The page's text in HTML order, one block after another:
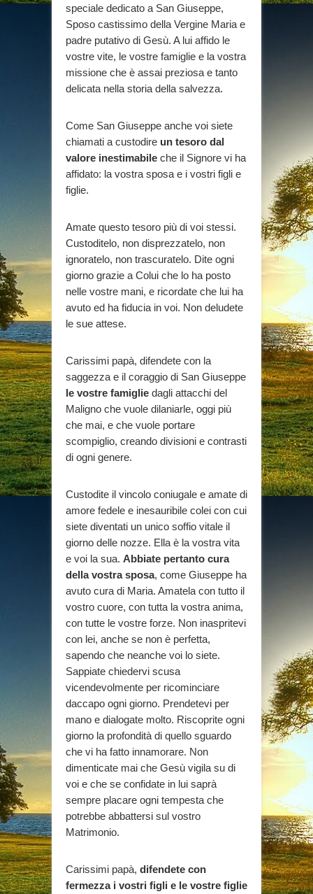
speciale dedicato a San Giuseppe,
Sposo castissimo della Vergine Maria e
padre putativo di Gesù. A lui affido le
vostre vite, le vostre famiglie e la vostra
missione che è assai preziosa e tanto
delicata nella storia della salvezza.
Come San Giuseppe anche voi siete
chiamati a custodire un tesoro dal
valore inestimabile che il Signore vi ha
affidato: la vostra sposa e i vostri figli e
figlie.
Amate questo tesoro più di voi stessi.
Custoditelo, non disprezzatelo, non
ignoratelo, non trascuratelo. Dite ogni
giorno grazie a Colui che lo ha posto
nelle vostre mani, e ricordate che lui ha
avuto ed ha fiducia in voi. Non deludete
le sue attese.
Carissimi papà, difendete con la
saggezza e il coraggio di San Giuseppe
le vostre famiglie dagli attacchi del
Maligno che vuole dilaniarle, oggi più
che mai, e che vuole portare
scompiglio, creando divisioni e contrasti
di ogni genere.
Custodite il vincolo coniugale e amate di
amore fedele e inesauribile colei con cui
siete diventati un unico soffio vitale il
giorno delle nozze. Ella è la vostra vita
e voi la sua. Abbiate pertanto cura
della vostra sposa, come Giuseppe ha
avuto cura di Maria. Amatela con tutto il
vostro cuore, con tutta la vostra anima,
con tutte le vostre forze. Non inaspritevi
con lei, anche se non è perfetta,
sapendo che neanche voi lo siete.
Sappiate chiedervi scusa
vicendevolmente per ricominciare
daccapo ogni giorno. Prendetevi per
mano e dialogate molto. Riscoprite ogni
giorno la profondità di quello sguardo
che vi ha fatto innamorare. Non
dimenticate mai che Gesù vigila su di
voi e che se confidate in lui saprà
sempre placare ogni tempesta che
potrebbe abbattersi sul vostro
Matrimonio.
Carissimi papà, difendete con
fermezza i vostri figli e le vostre figlie